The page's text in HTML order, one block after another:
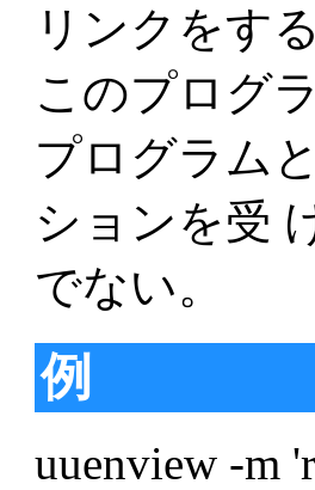
リンクをす
このプログ
プログラム
ションを受
でない。
例
uuenview -m